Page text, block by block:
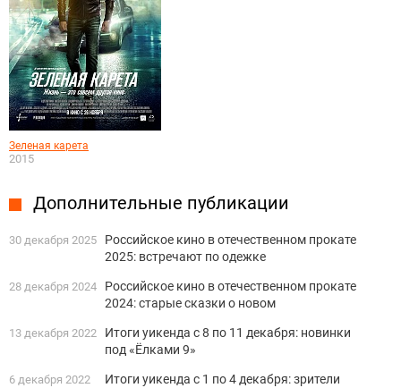
Зеленая карета
2015
Дополнительные публикации
30 декабря 2025
Российское кино в отечественном прокате
2025: встречают по одежке
28 декабря 2024
Российское кино в отечественном прокате
2024: старые сказки о новом
13 декабря 2022
Итоги уикенда c 8 по 11 декабря: новинки
под «Ёлками 9»
6 декабря 2022
Итоги уикенда с 1 по 4 декабря: зрители